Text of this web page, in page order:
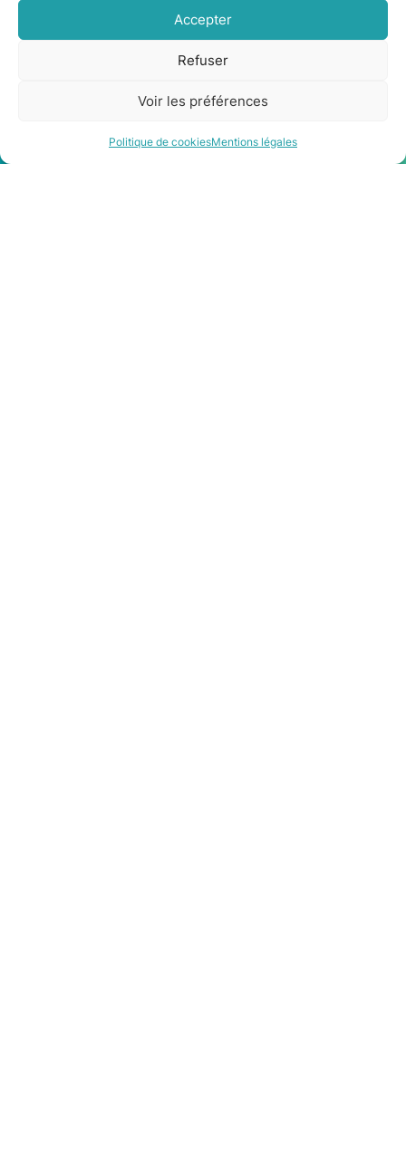
Accepter
Refuser
Voir les préférences
Politique de cookiesMentions légales
Être rappelé Contact
Panneaux solaires installés à Colomiers